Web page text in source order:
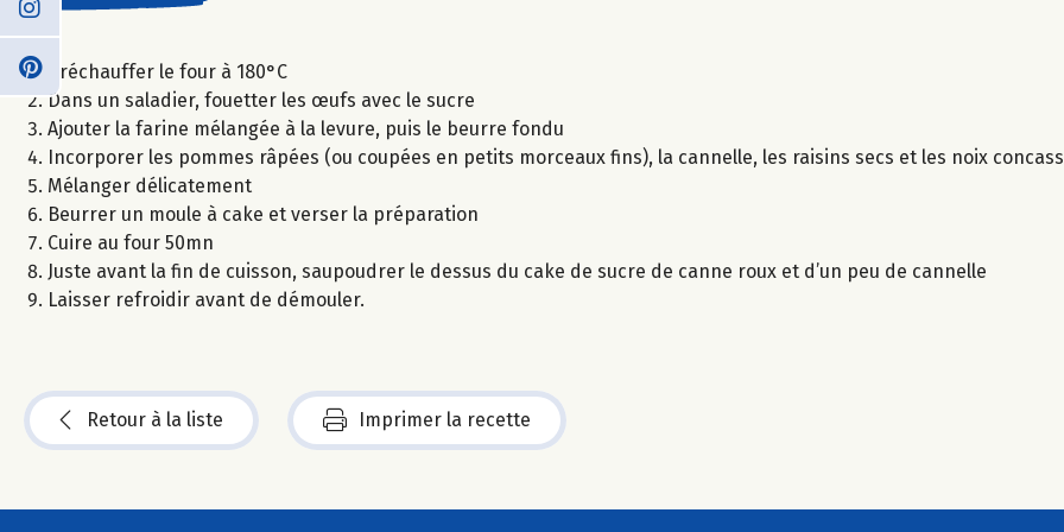
Préchauffer le four à 180°C
Dans un saladier, fouetter les œufs avec le sucre
Ajouter la farine mélangée à la levure, puis le beurre fondu
Incorporer les pommes râpées (ou coupées en petits morceaux fins), la cannelle, les raisins secs et les noix
Mélanger délicatement
Beurrer un moule à cake et verser la préparation
Cuire au four 50mn
Juste avant la fin de cuisson, saupoudrer le dessus du cake de sucre de canne roux et d’un peu de cannelle
Laisser refroidir avant de démouler.
Retour à la liste Imprimer la recette